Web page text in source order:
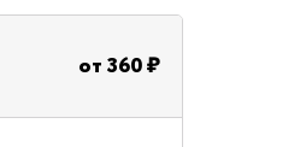
от360₽